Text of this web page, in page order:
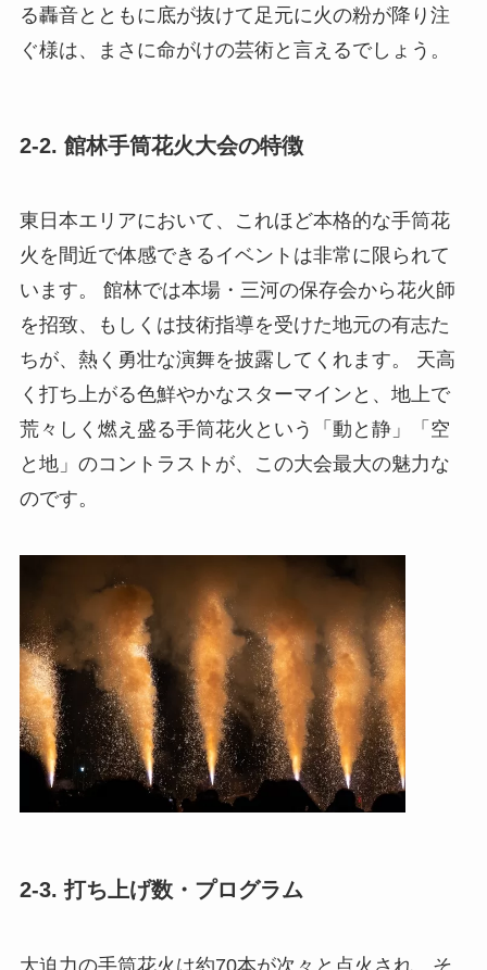
る轟音とともに底が抜けて足元に火の粉が降り注
ぐ様は、まさに命がけの芸術と言えるでしょう。
2-2. 館林手筒花火大会の特徴
東日本エリアにおいて、これほど本格的な手筒花
火を間近で体感できるイベントは非常に限られて
います。 館林では本場・三河の保存会から花火師
を招致、もしくは技術指導を受けた地元の有志た
ちが、熱く勇壮な演舞を披露してくれます。 天高
く打ち上がる色鮮やかなスターマインと、地上で
荒々しく燃え盛る手筒花火という「動と静」「空
と地」のコントラストが、この大会最大の魅力な
のです。
2-3. 打ち上げ数・プログラム
大迫力の手筒花火は約70本が次々と点火され、そ